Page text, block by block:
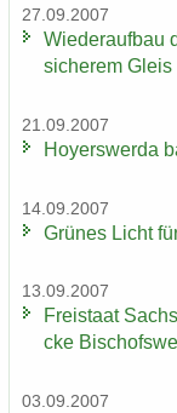
27.09.2007
Wie­der­auf­bau
si­che­rem Gleis
21.09.2007
Ho­yers­wer­da
14.09.2007
Grü­nes Licht
13.09.2007
Frei­staat
cke
03.09.2007